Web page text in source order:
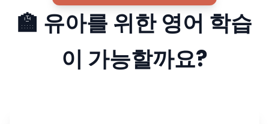
🏫 유아를 위한 영어 학습
이 가능할까요?